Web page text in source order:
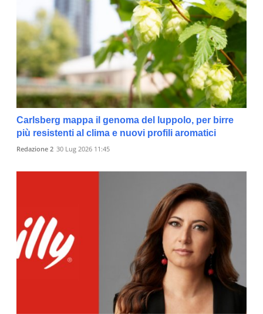
Carlsberg mappa il genoma del luppolo, per birre
più resistenti al clima e nuovi profili aromatici
Redazione 2 30 Lug 2026 11:45